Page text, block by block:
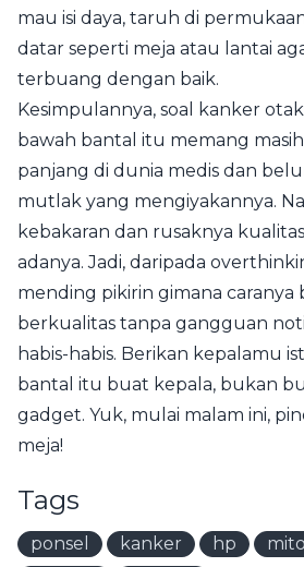
mau isi daya, taruh di
datar seperti meja atau lantai
terbuang dengan baik.
Kesimpulannya, soal kanker
bawah bantal itu memang
panjang di dunia medis dan
mutlak yang mengiyakannya.
kebakaran dan rusaknya
adanya. Jadi, daripada
mending pikirin gimana caranya
berkualitas tanpa gangguan
habis-habis. Berikan kepalamu
bantal itu buat kepala, bukan
gadget. Yuk, mulai malam ini,
meja!
Tags
ponsel kanker hp